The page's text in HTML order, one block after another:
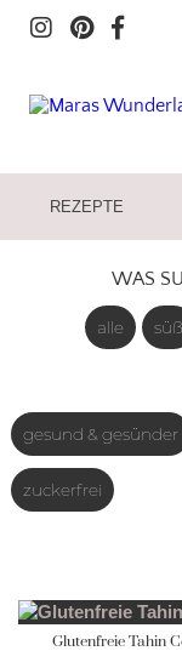
REZEPTE
WAS
alle süß
gesund & gesünder
zuckerfrei
Glutenfreie Tahin